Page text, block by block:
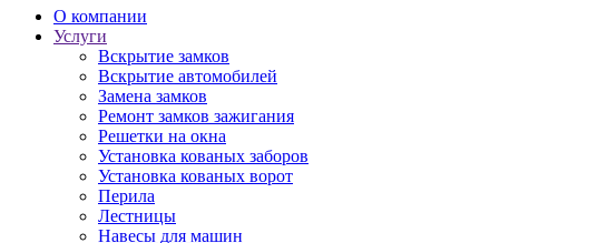
О компании
Услуги
Вскрытие замков
Вскрытие автомобилей
Замена замков
Ремонт замков зажигания
Решетки на окна
Установка кованых заборов
Установка кованых ворот
Перила
Лестницы
Навесы для машин